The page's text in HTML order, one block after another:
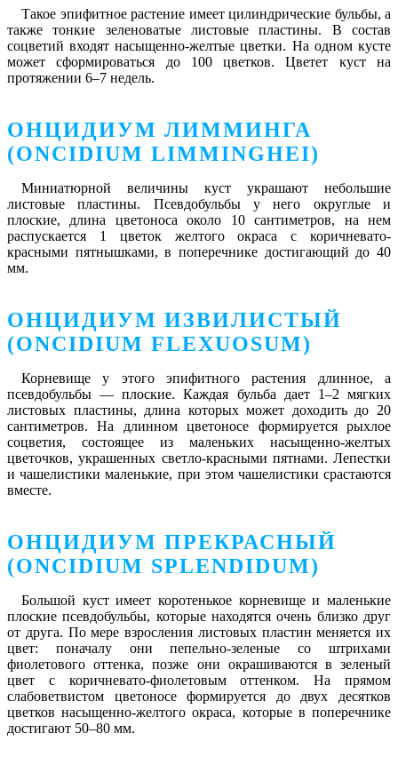
Такое эпифитное растение имеет цилиндрические бульбы, а
также тонкие зеленоватые листовые пластины. В состав
соцветий входят насыщенно-желтые цветки. На одном кусте
может сформироваться до 100 цветков. Цветет куст на
протяжении 6–7 недель.
ОНЦИДИУМ ЛИММИНГА
(ONCIDIUM LIMMINGHEI)
Миниатюрной величины куст украшают небольшие
листовые пластины. Псевдобульбы у него округлые и
плоские, длина цветоноса около 10 сантиметров, на нем
распускается 1 цветок желтого окраса с коричневато-
красными пятнышками, в поперечнике достигающий до 40
мм.
ОНЦИДИУМ ИЗВИЛИСТЫЙ
(ONCIDIUM FLEXUOSUM)
Корневище у этого эпифитного растения длинное, а
псевдобульбы — плоские. Каждая бульба дает 1–2 мягких
листовых пластины, длина которых может доходить до 20
сантиметров. На длинном цветоносе формируется рыхлое
соцветия, состоящее из маленьких насыщенно-желтых
цветочков, украшенных светло-красными пятнами. Лепестки
и чашелистики маленькие, при этом чашелистики срастаются
вместе.
ОНЦИДИУМ ПРЕКРАСНЫЙ
(ONCIDIUM SPLENDIDUM)
Большой куст имеет коротенькое корневище и маленькие
плоские псевдобульбы, которые находятся очень близко друг
от друга. По мере взросления листовых пластин меняется их
цвет: поначалу они пепельно-зеленые со штрихами
фиолетового оттенка, позже они окрашиваются в зеленый
цвет с коричневато-фиолетовым оттенком. На прямом
слабоветвистом цветоносе формируется до двух десятков
цветков насыщенно-желтого окраса, которые в поперечнике
достигают 50–80 мм.